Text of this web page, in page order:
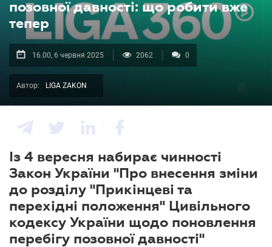
позовної давності: що робити вже
тепер
16.00, 6 червня 2025 2062 0
Автор: LIGA ZAKON
Із 4 вересня набирає чинності
Закон України "Про внесення зміни
до розділу "Прикінцеві та
перехідні положення" Цивільного
кодексу України щодо поновлення
перебігу позовної давності"